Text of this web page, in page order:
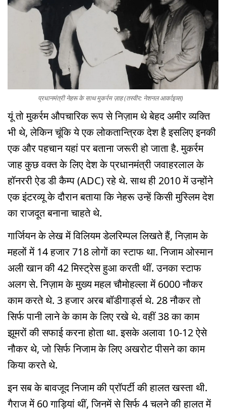
प्रधानमंत्री नेहरू के साथ मुकर्रम ज़ाह (तस्वीर: नेशनल आर्काइव्स)
यूं तो मुकर्रम औपचारिक रूप से निज़ाम थे बेहद अमीर व्यक्ति
भी थे, लेकिन चूंकि ये एक लोकतान्त्रिक देश है इसलिए इनकी
एक और पहचान यहां पर बताना जरूरी हो जाता है. मुकर्रम
जाह कुछ वक्त के लिए देश के प्रधानमंत्री जवाहरलाल के
हॉनररी ऐड डी कैम्प (ADC) रहे थे. साथ ही 2010 में उन्होंने
एक इंटरव्यू के दौरान बताया कि नेहरू उन्हें किसी मुस्लिम देश
का राजदूत बनाना चाहते थे.
गार्जियन के लेख में विलियम डेलरिम्पल लिखते हैं, निज़ाम के
महलों में 14 हजार 718 लोगों का स्टाफ था. निजाम ओस्मान
अली खान की 42 मिस्ट्रेस हुआ करती थीं. उनका स्टाफ
अलग से. निज़ाम के मुख्य महल चौमोहल्ला में 6000 नौकर
काम करते थे. 3 हजार अरब बॉडीगार्ड्स थे. 28 नौकर तो
सिर्फ पानी लाने के काम के लिए रखे थे. वहीं 38 का काम
झूमरों की सफाई करना होता था. इसके अलावा 10-12 ऐसे
नौकर थे, जो सिर्फ निजाम के लिए अखरोट पीसने का काम
किया करते थे.
इन सब के बावजूद निजाम की प्रॉपर्टी की हालत खस्ता थी.
गैराज में 60 गाड़ियां थीं, जिनमें से सिर्फ 4 चलने की हालत में